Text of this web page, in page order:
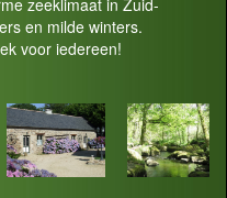
zeeklimaat in Zuid-
en milde winters.
voor iedereen!